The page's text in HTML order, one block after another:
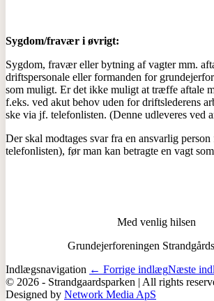
Sygdom/fravær i øvrigt:
Sygdom, fravær eller bytning af vagter mm.
driftspersonale eller formanden for
som muligt. Er det ikke muligt at træffe aftale
f.eks. ved akut behov uden for driftslederens
ske via jf. telefonlisten. (Denne udleveres ved
Der skal modtages svar fra en ansvarlig
telefonlisten), før man kan betragte en vagt
Med venlig hilsen
Grundejerforeningen
Indlægsnavigation ← Forrige indlægNæste
© 2026 - Strandgaardsparken | All rights
Designed by Network Media ApS